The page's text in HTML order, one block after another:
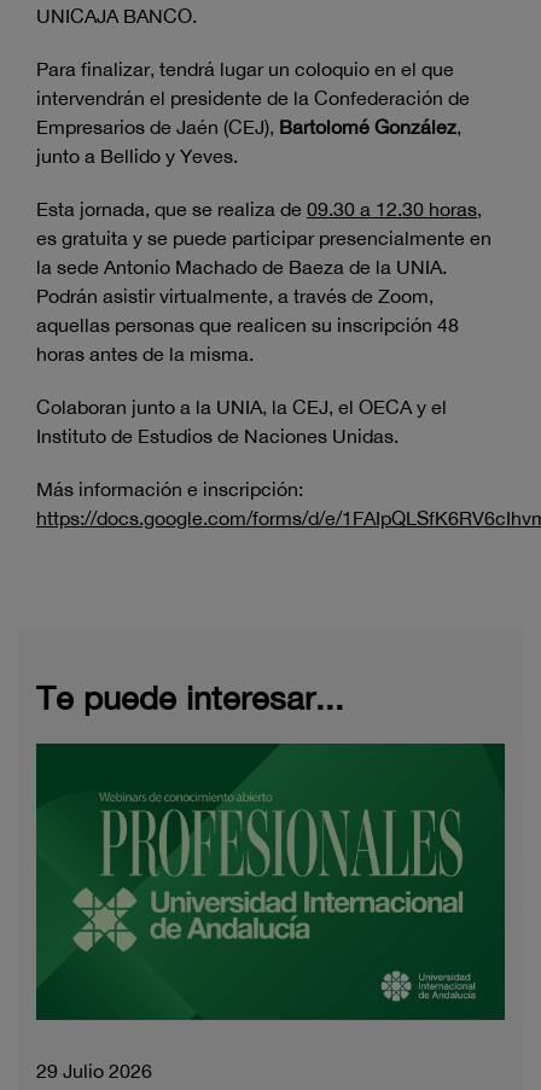
UNICAJA BANCO.
Para finalizar, tendrá lugar un coloquio en el que
intervendrán el presidente de la Confederación de
Empresarios de Jaén (CEJ), Bartolomé González,
junto a Bellido y Yeves.
Esta jornada, que se realiza de 09.30 a 12.30 horas,
es gratuita y se puede participar presencialmente en
la sede Antonio Machado de Baeza de la UNIA.
Podrán asistir virtualmente, a través de Zoom,
aquellas personas que realicen su inscripción 48
horas antes de la misma.
Colaboran junto a la UNIA, la CEJ, el OECA y el
Instituto de Estudios de Naciones Unidas.
Más información e inscripción:
https://docs.google.com/forms/d/e/
Te puede interesar...
29 Julio 2026